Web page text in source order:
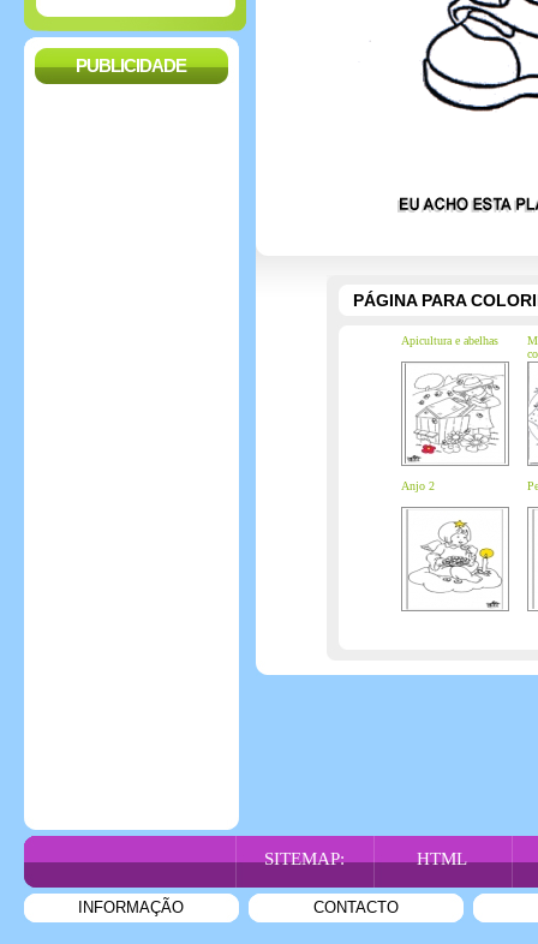
PUBLICIDADE
PÁGINA PARA
Apicultura e abelhas
Anjo 2
SITEMAP: HTML
INFORMAÇÃO CONTACTO